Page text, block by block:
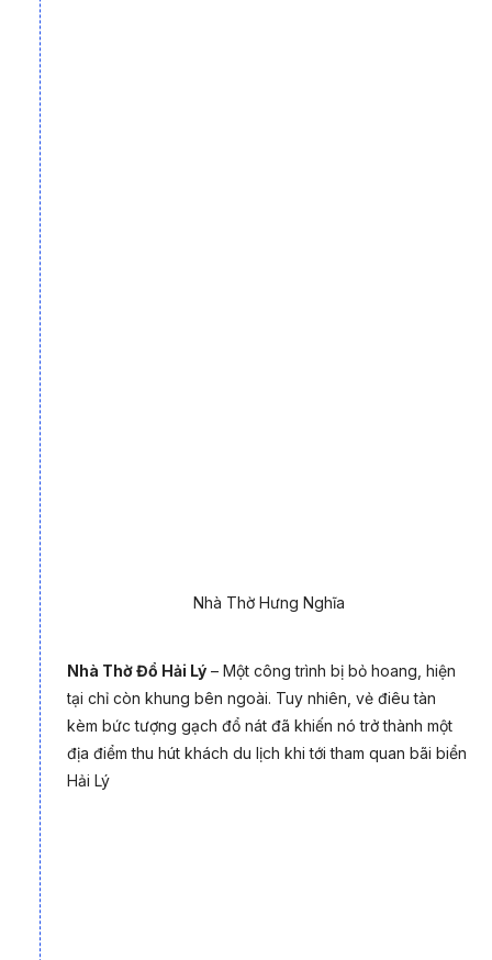
Nhà Thờ Hưng Nghĩa
Nhà Thờ Đổ Hải Lý – Một công trình bị bỏ hoang, hiện
tại chỉ còn khung bên ngoài. Tuy nhiên, vẻ điêu tàn
kèm bức tượng gạch đổ nát đã khiến nó trở thành một
địa điểm thu hút khách du lịch khi tới tham quan bãi biển
Hải Lý